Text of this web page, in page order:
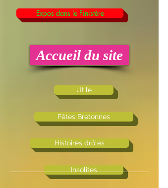
Expos dans le Finistère
Accueil du site
Utile
Fêtes Bretonnes
Histoires drôles
Insolites